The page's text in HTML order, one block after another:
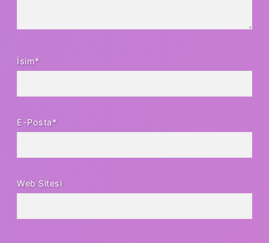
İsim*
E-Posta*
Web Sitesi